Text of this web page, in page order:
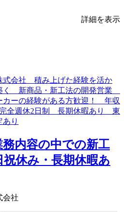
詳細を表示
務内容の中での新工
休み・長期休暇あ
会社